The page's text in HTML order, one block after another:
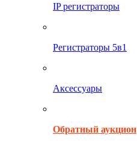
IP регистраторы
Регистраторы 5в1
Аксессуары
Обратный аукцион